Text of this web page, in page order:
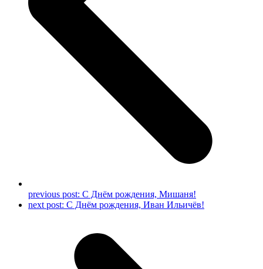
previous post: С Днём рождения, Мишаня!
next post: С Днём рождения, Иван Ильичёв!